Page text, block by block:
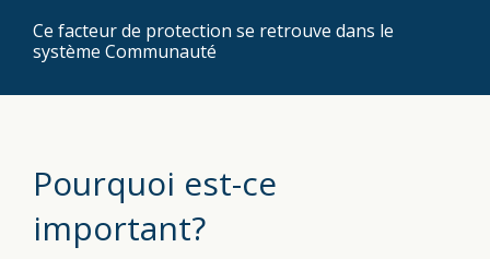
Ce facteur de protection se retrouve dans le
système Communauté
Pourquoi est-ce
important?